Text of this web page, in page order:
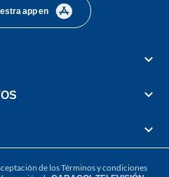
app en
de losTérminos y condiciones